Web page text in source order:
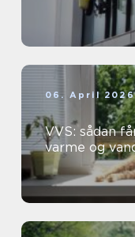
06. April 2026
VVS: sådan
varme og